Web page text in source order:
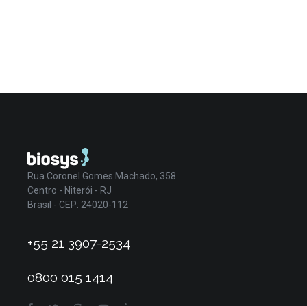
Rua Coronel Gomes Machado, 358
Centro - Niterói - RJ
Brasil - CEP: 24020-112
+55 21 3907-2534
0800 015 1414